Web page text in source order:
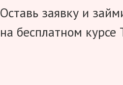
Оставь заявку и
на бесплатном курсе